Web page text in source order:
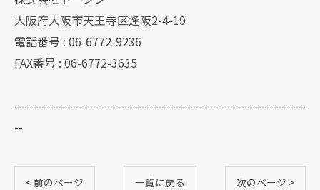
大阪府大阪市天王寺区逢阪2-4-19
電話番号 : 06-6772-9236
FAX番号 : 06-6772-3635
--------------------------------------------------------------------
--
< 前のページ 一覧に戻る 次のページ >